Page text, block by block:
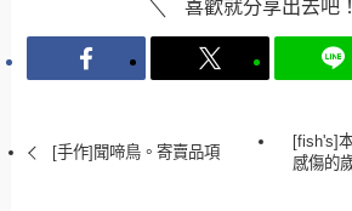
喜歡就分享出去吧！
[手作]聞啼鳥。寄賣品項
[fish's]
感傷的